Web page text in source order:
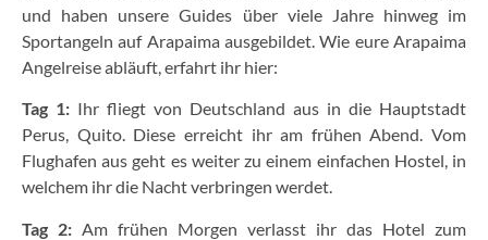
und haben unsere Guides über viele Jahre hinweg im
Sportangeln auf Arapaima ausgebildet. Wie eure Arapaima
Angelreise abläuft, erfahrt ihr hier:
Tag 1: Ihr fliegt von Deutschland aus in die Hauptstadt
Perus, Quito. Diese erreicht ihr am frühen Abend. Vom
Flughafen aus geht es weiter zu einem einfachen Hostel, in
welchem ihr die Nacht verbringen werdet.
Tag 2: Am frühen Morgen verlasst ihr das Hotel zum